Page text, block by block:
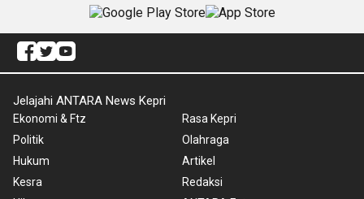
Jelajahi ANTARA News Kepri
Ekonomi & Ftz
Politik
Hukum
Kesra
Rasa Kepri
Olahraga
Artikel
Redaksi